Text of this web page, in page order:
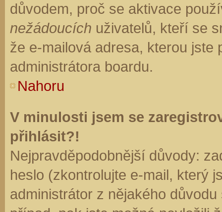
důvodem, proč se aktivace
nežádoucích uživatelů, kteří se
že e-mailová adresa, kterou jste
administrátora boardu.
Nahoru
V minulosti jsem se
přihlásit?!
Nejpravděpodobnější důvody:
heslo (zkontrolujte e-mail, který
administrátor z nějakého